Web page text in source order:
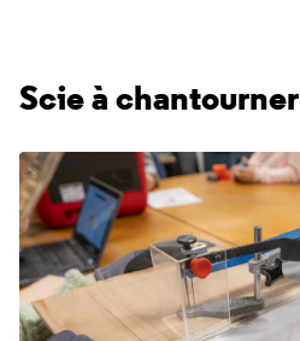
Scie à chantourner